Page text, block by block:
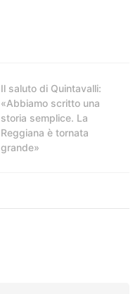
Il saluto di Quintavalli:
«Abbiamo scritto una
storia semplice. La
Reggiana è tornata
grande»